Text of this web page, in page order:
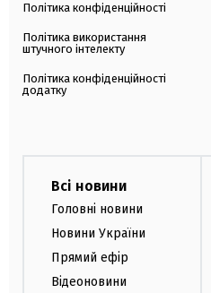
Політика конфіденційності
Політика використання
штучного інтелекту
Політика конфіденційності
додатку
Всі новини
Головні новини
Новини України
Прямий ефір
Відеоновини